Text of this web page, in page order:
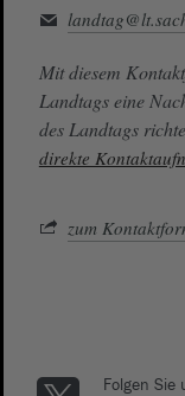
Mit diesem
Landtags eine
des Landtags
direkte
zum
Folgen Sie